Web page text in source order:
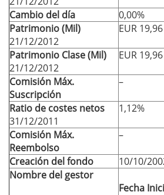
Cambio del día
0,00%
Patrimonio (Mil)
21/12/2012
EUR 19,96
Patrimonio Clase (Mil)
21/12/2012
EUR 19,96
Comisión Máx.
Suscripción
–
Ratio de costes netos
31/12/2011
1,12%
Comisión Máx.
Reembolso
–
Creación del fondo
10/10/
Nombre del gestor
Fecha